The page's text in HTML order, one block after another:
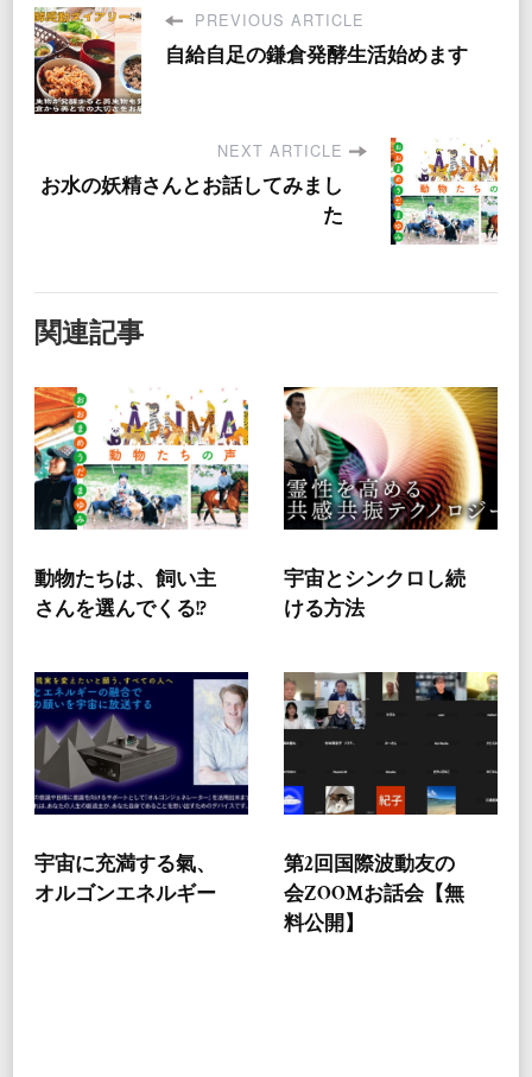
PREVIOUS ARTICLE
自給自足の鎌倉発酵生活始めます
NEXT ARTICLE
お水の妖精さんとお話してみまし
た
関連記事
動物たちは、飼い主
さんを選んでくる!?
宇宙とシンクロし続
ける方法
宇宙に充満する氣、
オルゴンエネルギー
第2回国際波動友の
会ZOOMお話会【無
料公開】